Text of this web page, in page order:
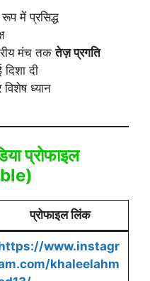
में प्रसिद्ध
मंच तकतेज़ प्रगति
दी
ध्यान
प्रोफाइल
प्रोफाइल लिंक
www.instagr
khaleelahm